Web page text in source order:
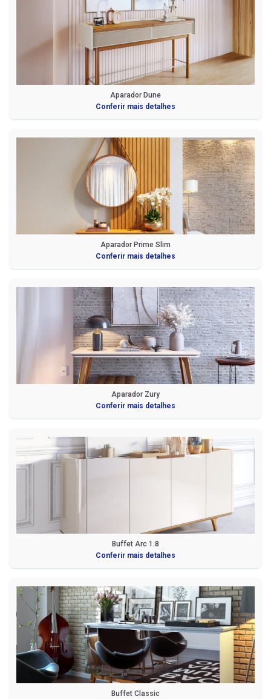
Aparador Dune
Conferir mais detalhes
Aparador Prime Slim
Conferir mais detalhes
Aparador Zury
Conferir mais detalhes
Buffet Arc 1.8
Conferir mais detalhes
Buffet Classic